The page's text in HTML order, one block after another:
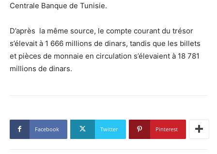
Centrale Banque de Tunisie.
D’après la même source, le compte courant du trésor
s’élevait à 1 666 millions de dinars, tandis que les billets
et pièces de monnaie en circulation s’élevaient à 18 781
millions de dinars.
Facebook Twitter Pinterest